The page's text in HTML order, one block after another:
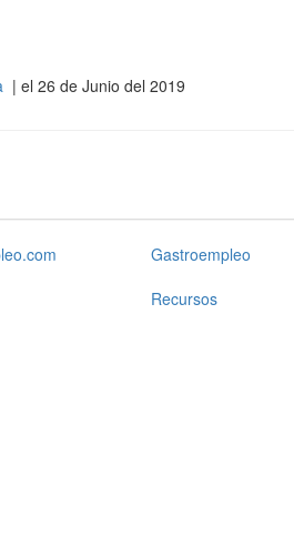
| el 26 de Junio del 2019
Gastroempleo
Recursos